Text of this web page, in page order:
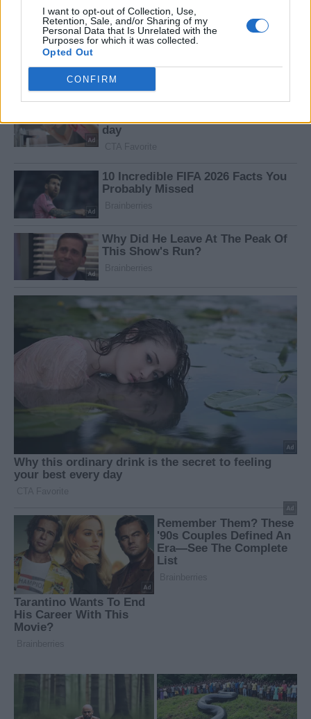
I want to opt-out of Collection, Use,
Retention, Sale, and/or Sharing of my
Personal Data that Is Unrelated with the
Purposes for which it was collected.
Opted Out
CONFIRM